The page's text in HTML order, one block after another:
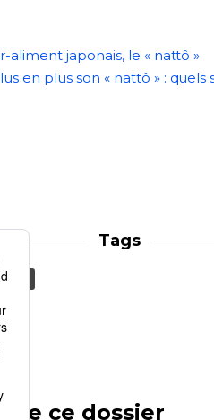
aliment japonais, le « nattô »
en plus son « nattô » : quels
Tags
de ce dossier